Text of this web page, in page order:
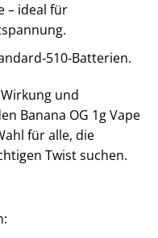
– ideal für
und
Banana OG 1g Vape
für alle, die
Twist suchen.